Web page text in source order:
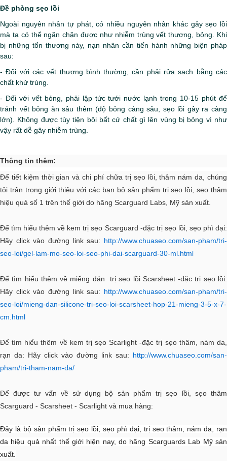
Đề phòng sẹo lồi
Ngoài nguyên nhân tự phát, có nhiều nguyên nhân khác gây sẹo lồi
mà ta có thể ngăn chặn được như nhiễm trùng vết thương, bỏng. Khi
bị những tổn thương này, nạn nhân cần tiến hành những biện pháp
sau:
- Đối với các vết thương bình thường, cần phải rửa sạch bằng các
chất khử trùng.
- Đối với vết bỏng, phải lập tức tưới nước lạnh trong 10-15 phút để
tránh vết bỏng ăn sâu thêm (độ bỏng càng sâu, sẹo lồi gây ra càng
lớn). Không được tùy tiện bôi bất cứ chất gì lên vùng bị bỏng vì như
vậy rất dễ gây nhiễm trùng.
Thông tin thêm:
Để tiết kiệm thời gian và chi phí chữa trị sẹo lồi, thâm nám da, chúng
tôi trân trọng giới thiệu với các bạn bộ sản phẩm trị sẹo lồi, sẹo thâm
hiệu quả số 1 trên thế giới do hãng Scarguard Labs, Mỹ sản xuất.
Để tìm hiểu thêm về kem trị sẹo Scarguard -đặc trị sẹo lồi, sẹo phì đại:
Hãy click vào đường link sau: http://www.chuaseo.com/san-pham/tri-
seo-loi/gel-lam-mo-seo-loi-seo-phi-dai-scarguard-30-ml.html
Để tìm hiểu thêm về miếng dán trị sẹo lồi Scarsheet -đặc trị sẹo lồi:
Hãy click vào đường link sau: http://www.chuaseo.com/san-pham/tri-
seo-loi/mieng-dan-silicone-tri-seo-loi-scarsheet-hop-21-mieng-3-5-x-7-
cm.html
Để tìm hiểu thêm về kem trị sẹo Scarlight -đặc trị sẹo thâm, nám da,
rạn da: Hãy click vào đường link sau: http://www.chuaseo.com/san-
pham/tri-tham-nam-da/
Để được tư vấn về sử dụng bộ sản phẩm trị sẹo lồi, sẹo thâm
Scarguard - Scarsheet - Scarlight và mua hàng:
Đây là bộ sản phẩm trị sẹo lồi, sẹo phì đại, trị seo thâm, nám da, rạn
da hiệu quả nhất thế giới hiện nay, do hãng Scarguards Lab Mỹ sản
xuất.